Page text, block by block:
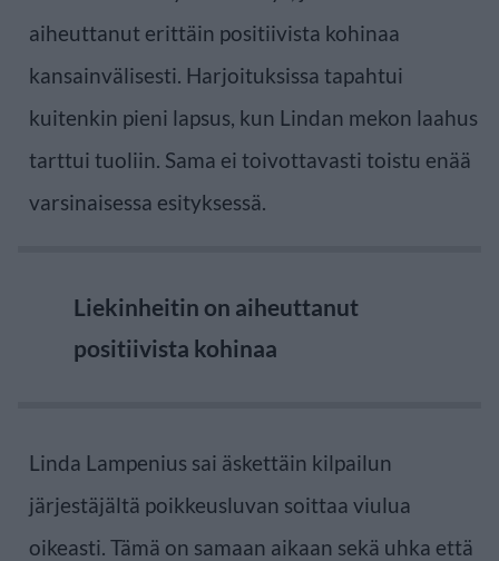
aiheuttanut erittäin positiivista kohinaa
kansainvälisesti. Harjoituksissa tapahtui
kuitenkin pieni lapsus, kun Lindan mekon laahus
tarttui tuoliin. Sama ei toivottavasti toistu enää
varsinaisessa esityksessä.
Liekinheitin on aiheuttanut
positiivista kohinaa
Linda Lampenius sai äskettäin kilpailun
järjestäjältä poikkeusluvan soittaa viulua
oikeasti. Tämä on samaan aikaan sekä uhka että